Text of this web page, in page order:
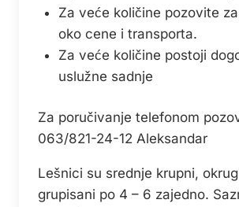
799,99 рсд.
Za veće količine pozovite
oko cene i transporta.
Za veće količine postoji
uslužne sadnje
Za poručivanje telefonom
063/821-24-12 Aleksandar
Lešnici su srednje krupni,
grupisani po 4 – 6 zajedno.